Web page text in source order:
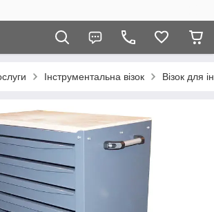
Інструментальна візок Візок для